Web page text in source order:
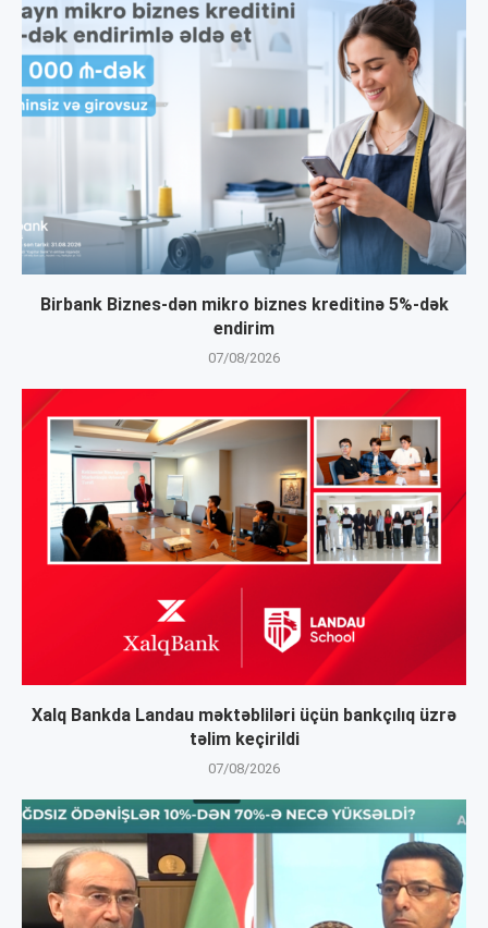
Birbank Biznes-dən mikro biznes kreditinə 5%-dək
endirim
07/08/2026
Xalq Bankda Landau məktəbliləri üçün bankçılıq üzrə
təlim keçirildi
07/08/2026